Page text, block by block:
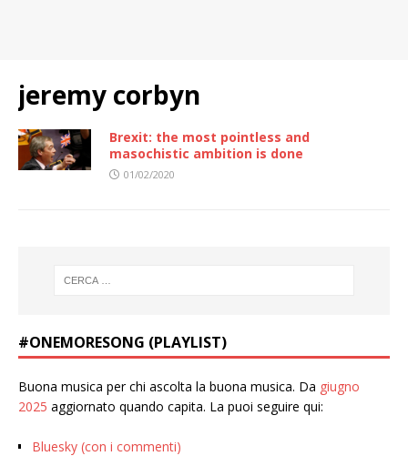
jeremy corbyn
Brexit: the most pointless and
masochistic ambition is done
01/02/2020
#ONEMORESONG (PLAYLIST)
Buona musica per chi ascolta la buona musica. Da giugno
2025 aggiornato quando capita. La puoi seguire qui:
Bluesky (con i commenti)